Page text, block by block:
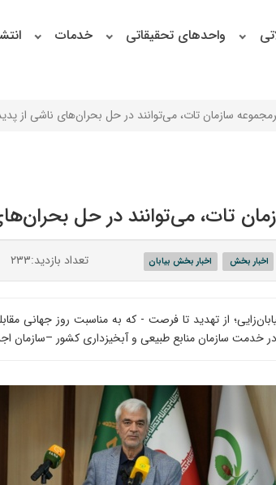
واحدهای تحقیقاتی خدمات
سازمان تات، می‌توانند در حل بحران‌های ناشی از
تات، می‌توانند در حل
اخبار بخش اخبار بخش بیابان تعداد بازدید:۲۳۳
از تهدید تا فرصت - که به مناسبت روز جهانی
خدمت سازمان منابع طبیعی و آبخیزداری کشور –سازمان